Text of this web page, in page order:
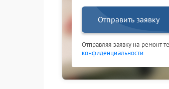
Отправить заявку
Отправляя заявку на ремонт
конфиденциальности